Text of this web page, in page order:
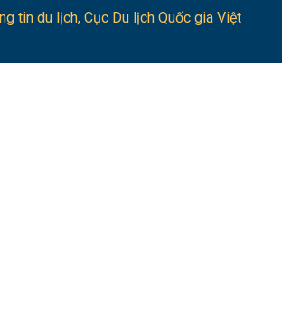
tin du lịch​, Cục Du lịch Quốc gia Việt